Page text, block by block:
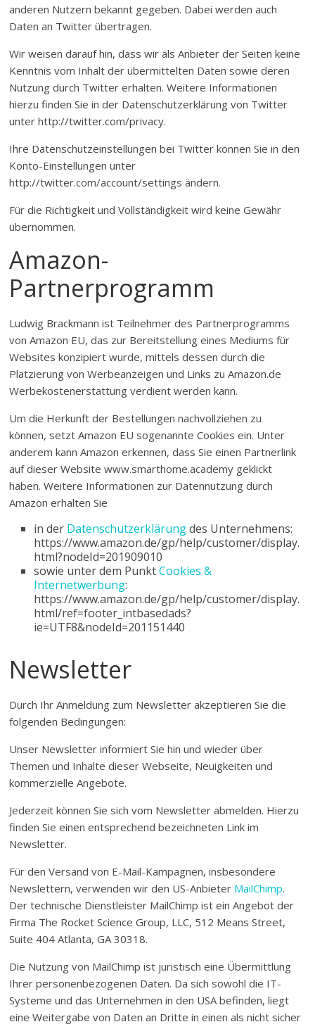
anderen Nutzern bekannt gegeben. Dabei werden auch
Daten an Twitter übertragen.
Wir weisen darauf hin, dass wir als Anbieter der Seiten keine
Kenntnis vom Inhalt der übermittelten Daten sowie deren
Nutzung durch Twitter erhalten. Weitere Informationen
hierzu finden Sie in der Datenschutzerklärung von Twitter
unter http://twitter.com/privacy.
Ihre Datenschutzeinstellungen bei Twitter können Sie in den
Konto-Einstellungen unter
http://twitter.com/account/settings ändern.
Für die Richtigkeit und Vollständigkeit wird keine Gewähr
übernommen.
Amazon-
Partnerprogramm
Ludwig Brackmann ist Teilnehmer des Partnerprogramms
von Amazon EU, das zur Bereitstellung eines Mediums für
Websites konzipiert wurde, mittels dessen durch die
Platzierung von Werbeanzeigen und Links zu Amazon.de
Werbekostenerstattung verdient werden kann.
Um die Herkunft der Bestellungen nachvollziehen zu
können, setzt Amazon EU sogenannte Cookies ein. Unter
anderem kann Amazon erkennen, dass Sie einen Partnerlink
auf dieser Website www.smarthome.academy geklickt
haben. Weitere Informationen zur Datennutzung durch
Amazon erhalten Sie
in der Datenschutzerklärungdes Unternehmens:
https://www.amazon.de/gp/help/customer/display.
html?nodeId=201909010
sowie unter dem PunktCookies &
Internetwerbung:
https://www.amazon.de/gp/help/customer/display.
html/ref=footer_intbasedads?
ie=UTF8&nodeId=201151440
Newsletter
Durch Ihr Anmeldung zum Newsletter akzeptieren Sie die
folgenden Bedingungen:
Unser Newsletter informiert Sie hin und wieder über
Themen und Inhalte dieser Webseite, Neuigkeiten und
kommerzielle Angebote.
Jederzeit können Sie sich vom Newsletter abmelden. Hierzu
finden Sie einen entsprechend bezeichneten Link im
Newsletter.
Für den Versand von E-Mail-Kampagnen, insbesondere
Newslettern, verwenden wir den US-Anbieter MailChimp.
Der technische Dienstleister MailChimp ist ein Angebot der
Firma The Rocket Science Group, LLC, 512 Means Street,
Suite 404 Atlanta, GA 30318.
Die Nutzung von MailChimp ist juristisch eine Übermittlung
Ihrer personenbezogenen Daten. Da sich sowohl die IT-
Systeme und das Unternehmen in den USA befinden, liegt
eine Weitergabe von Daten an Dritte in einen als nicht sicher